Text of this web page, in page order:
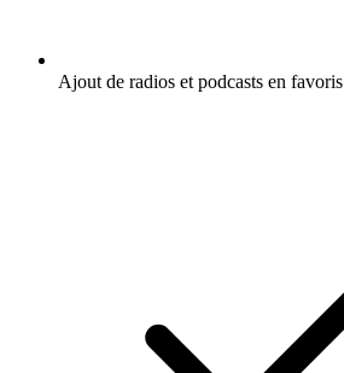
Ajout de radios et podcasts en favoris